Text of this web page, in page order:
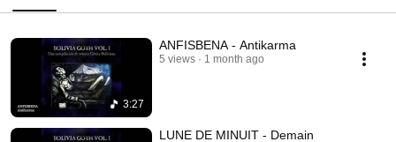
3:27
ANFISBENA - Antikarma
5 views 1 month ago
LUNE DE MINUIT - Demain